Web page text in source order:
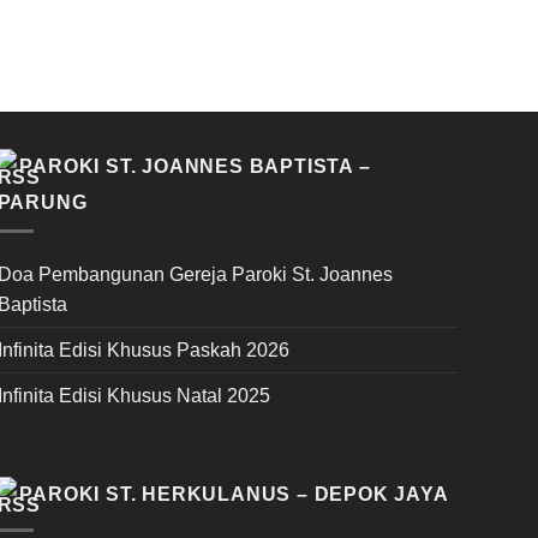
PAROKI ST. JOANNES BAPTISTA –
PARUNG
Doa Pembangunan Gereja Paroki St. Joannes
Baptista
Infinita Edisi Khusus Paskah 2026
Infinita Edisi Khusus Natal 2025
PAROKI ST. HERKULANUS – DEPOK JAYA